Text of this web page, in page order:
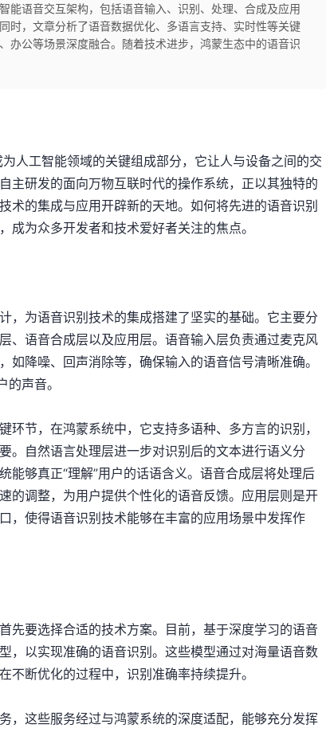
能语音交互架构，包括语音输入、识别、处理、合成及应用
时，文章分析了语音数据优化、多语言支持、实时性等关键
办公等场景深度融合。随着技术进步，鸿蒙生态中的语音识
人工智能领域的关键组成部分，它让人与设备之间的交
主研发的面向万物互联时代的操作系统，正以其独特的
术的集成与应用开辟新的天地。如何将先进的语音识别
为众多开发者和技术爱好者关注的焦点。
，为语音识别技术的集成搭建了坚实的基础。它主要分
、语音合成层以及应用层。语音输入层负责通过麦克风
如降噪、回声消除等，确保输入的语音信号清晰准确。
声音。
节，在鸿蒙系统中，它支持多语种、多方言的识别，
。自然语言处理层进一步对识别后的文本进行语义分
能够真正“理解”用户的话语含义。语音合成层将处理后
的调整，为用户提供个性化的语音反馈。应用层则是开
，使得语音识别技术能够在丰富的应用场景中发挥作
先要选择合适的技术方案。目前，基于深度学习的语音
，以实现准确的语音识别。这些模型通过对海量语音数
断优化的过程中，识别准确率持续提升。
，这些服务经过与鸿蒙系统的深度适配，能够充分发挥